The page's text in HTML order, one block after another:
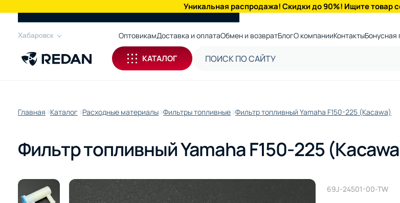
Уникальная распродажа! Скидки до 90%! Ищите товар
Хабаровск ОптовикамДоставка и оплатаОбмен и возвратБлогО компанииКонтактыБонусная
КАТАЛОГ
Главная Каталог Расходные материалы Фильтры топливные Фильтр топливный Yamaha F150-225 (Kacawa)
Фильтр топливный Yamaha F150-225
69J-24501-00-TW